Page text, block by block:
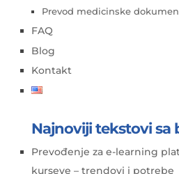
Prevod medicinske
FAQ
Blog
Kontakt
Najnoviji tekstovi sa
Prevođenje za e-learning
kurseve – trendovi i potrebe